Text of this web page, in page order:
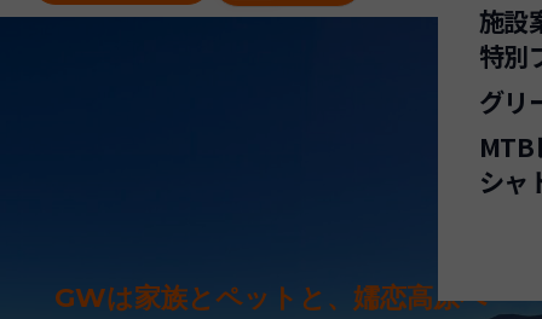
ワ
ピ
サ
施設
特別
グリ
ゴ
MTB
シャ
GWは家族とペットと、嬬恋高原へ